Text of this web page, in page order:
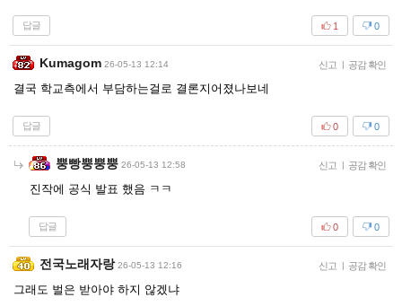
답글 0
1
Kumagom 26-05-13 12:14 신고 | 공감 확인
결국 학교측에서 부담하는걸로 결론지어졌나보네
답글 0
0
뿡빵뿡뿡뿡 26-05-13 12:58 신고 | 공감 확인
진작에 공식 발표 했음 ㅋㅋ
답글 0
0
전국노래자랑 26-05-13 12:16 신고 | 공감 확인
그래도 벌은 받아야 하지 않겠냐